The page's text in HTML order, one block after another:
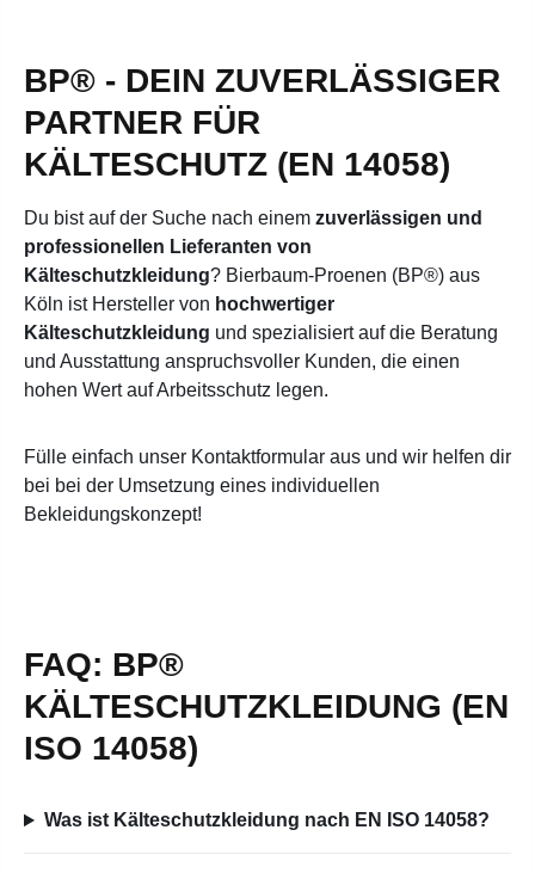
BP® - DEIN ZUVERLÄSSIGER
PARTNER FÜR
KÄLTESCHUTZ (EN 14058)
Du bist auf der Suche nach einem zuverlässigen und
professionellen Lieferanten von
Kälteschutzkleidung? Bierbaum-Proenen (BP®) aus
Köln ist Hersteller von hochwertiger
Kälteschutzkleidung und spezialisiert auf die Beratung
und Ausstattung anspruchsvoller Kunden, die einen
hohen Wert auf Arbeitsschutz legen.
Fülle einfach unser Kontaktformular aus und wir helfen dir
bei bei der Umsetzung eines individuellen
Bekleidungskonzept!
FAQ: BP®
KÄLTESCHUTZKLEIDUNG (EN
ISO 14058)
Was ist Kälteschutzkleidung nach EN ISO 14058?